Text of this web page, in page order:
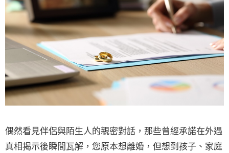
偶然看見伴侶與陌生人的親密對話，那些曾經承諾在外遇
真相揭示後瞬間瓦解，您原本想離婚，但想到孩子、家庭